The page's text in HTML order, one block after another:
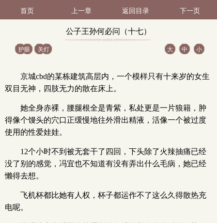
首页 上一章 返回目录 下一页
公子王孙何必问（十七）
护眼 关灯 大 中 小
京城cbd的某栋建筑高层内，一个模样只有十来岁的女生
双目无神，四肢无力的散在床上。
她全身赤裸，腰腿根全是青紫，私处更是一片狼籍，肿
得像个馒头的穴口正缓慢地往外滑出精液，活像一个被过度
使用的性爱娃娃。
12个小时不到被无套干了四回，下头除了火辣抽痛已经
没了别的感觉，冯宜也不知道有没有弄出什么毛病，她已经
懒得去想。
飞机杯都比她有人权，杯子都运作不了这么久得散热充
电呢。